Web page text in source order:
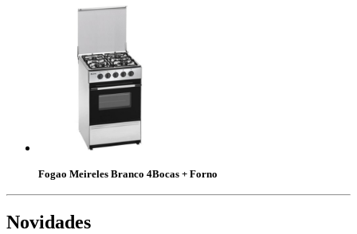
Fogao Meireles Branco 4Bocas + Forno
Novidades